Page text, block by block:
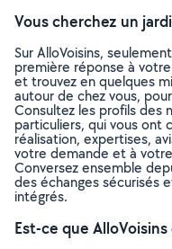
Vous cherchez un
Sur AlloVoisins,
première réponse à
et trouvez en quelques
autour de chez vous,
Consultez les profils des
particuliers, qui vous ont
réalisation, expertises,
votre demande et à
Conversez ensemble
des échanges sécurisés
intégrés.
Est-ce que